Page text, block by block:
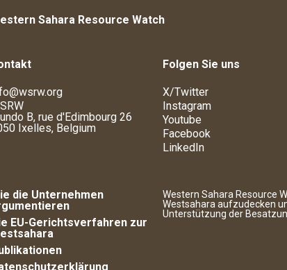
Sahara Resource Watch
B, rue d'Edimbourg 26
Ixelles, Belgium
Folgen Sie uns
X/Twitter
Instagram
Youtube
Facebook
LinkedIn
die Unternehmen
EU-Gerichtsverfahren zur
Western Sahara Resource
Westsahara aufzudecken
Unterstützung der